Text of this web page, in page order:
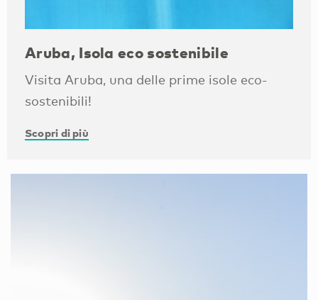
Aruba, Isola eco sostenibile
Visita Aruba, una delle prime isole eco-
sostenibili!
Scopri di più